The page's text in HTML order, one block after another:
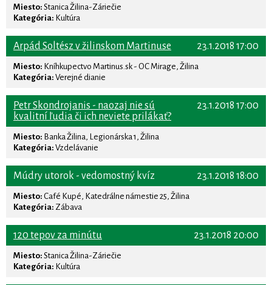
Miesto: Stanica Žilina-Záriečie
Kategória: Kultúra
23.1.2018 17:00
Arpád Soltész v žilinskom Martinuse
Miesto: Kníhkupectvo Martinus.sk - OC Mirage, Žilina
Kategória: Verejné dianie
23.1.2018 17:00
Petr Skondrojanis - naozaj nie sú
kvalitní ľudia či ich neviete prilákať?
Miesto: Banka Žilina, Legionárska 1, Žilina
Kategória: Vzdelávanie
23.1.2018 18:00
Múdry utorok - vedomostný kvíz
Miesto: Café Kupé, Katedrálne námestie 25, Žilina
Kategória: Zábava
23.1.2018 20:00
120 tepov za minútu
Miesto: Stanica Žilina-Záriečie
Kategória: Kultúra